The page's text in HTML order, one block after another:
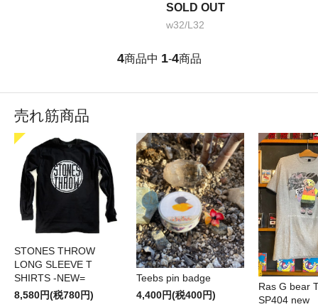
SOLD OUT
w32/L32
4商品中 1-4商品
売れ筋商品
STONES THROW
LONG SLEEVE T
SHIRTS -NEW=
8,580円(税780円)
Teebs pin badge
4,400円(税400円)
Ras G bear
SP404 new